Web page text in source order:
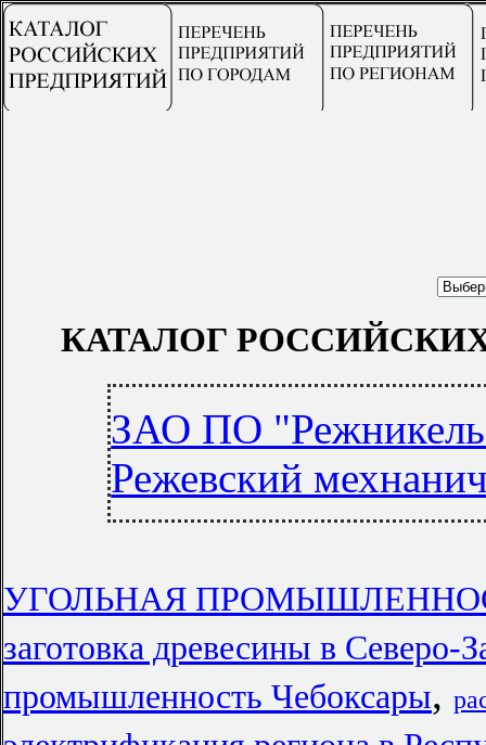
КАТАЛОГ
ЗАО ПО
Режевский
УГОЛЬНАЯ
заготовка древесины в
промышленность Чебоксары,